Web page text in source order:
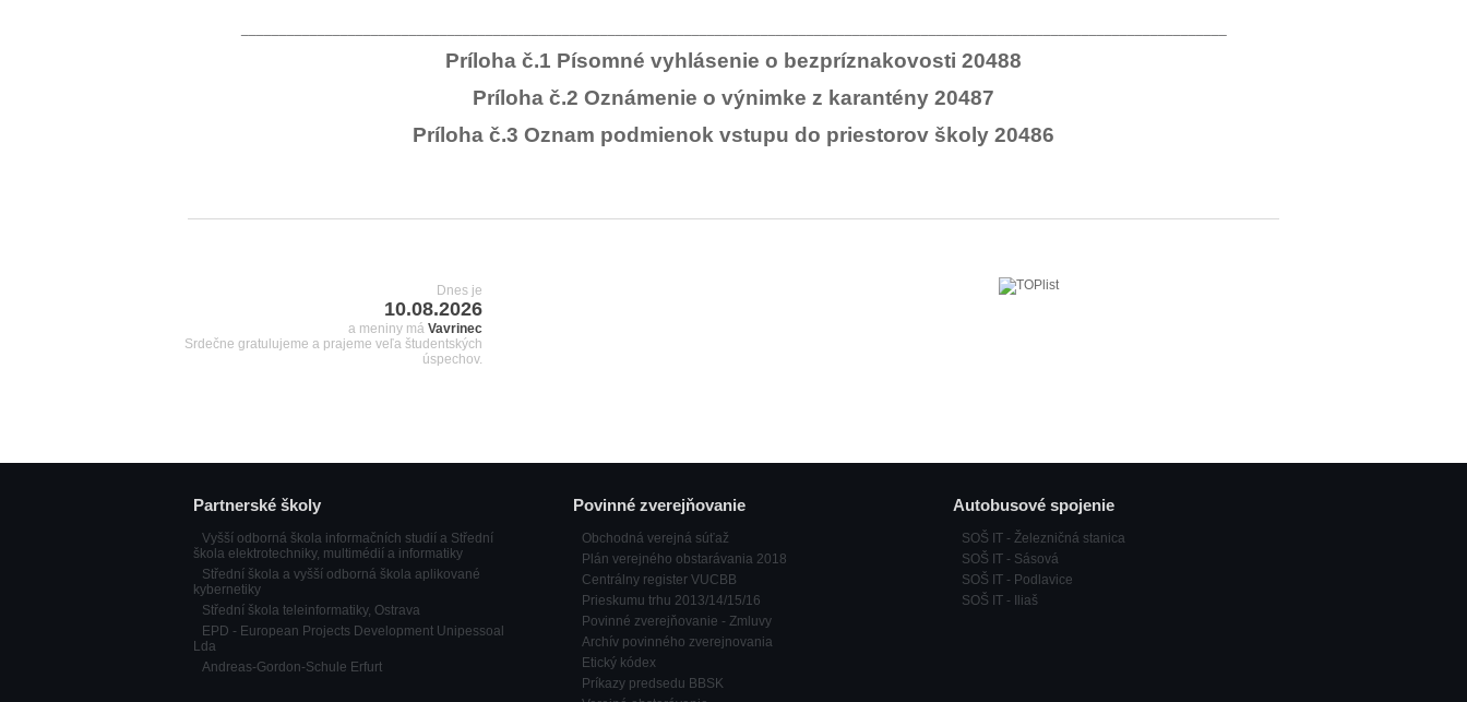
Príloha č.1 Písomné vyhlásenie o bezpríznakovosti 20488
Príloha č.2 Oznámenie o výnimke z karantény 20487
Príloha č.3 Oznam podmienok vstupu do priestorov školy 20486
Dnes je
10.08.2026
a meniny má Vavrinec
Srdečne gratulujeme a prajeme veľa študentských
úspechov.
Partnerské školy
Vyšší odborná škola informačních studií a Střední
škola elektrotechniky, multimédií a informatiky
Střední škola a vyšší odborná škola aplikované
kybernetiky
Střední škola teleinformatiky, Ostrava
EPD - European Projects Development Unipessoal
Lda
Andreas-Gordon-Schule Erfurt
Povinné zverejňovanie
Obchodná verejná súťaž
Plán verejného obstarávania 2018
Centrálny register VUCBB
Prieskumu trhu 2013/14/15/16
Povinné zverejňovanie - Zmluvy
Archív povinného zverejnovania
Etický kódex
Príkazy predsedu BBSK
Autobusové spojenie
SOŠ IT - Železničná stanica
SOŠ IT - Sásová
SOŠ IT - Podlavice
SOŠ IT - Iliaš